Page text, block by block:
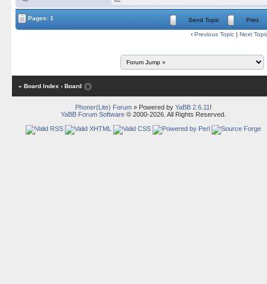
Pages: 1 Send Topic Print
‹ Previous Topic | Next
« Board Index ‹ Board
Phoner(Lite) Forum» Powered by YaBB 2.6.11 !
YaBB Forum Software© 2000-2026. All Rights Reserved.